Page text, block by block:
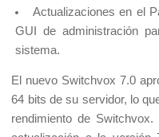
Actualizaciones en el
GUI de administración
sistema.
El nuevo Switchvox 7.0
64 bits de su servidor, lo
rendimiento de